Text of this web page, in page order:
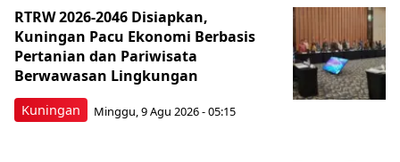
Kuningan
RTRW 2026-2046 Disiapkan,
Kuningan Pacu Ekonomi Berbasis
Pertanian dan Pariwisata
Berwawasan Lingkungan
Minggu, 9 Agu 2026 - 05:15